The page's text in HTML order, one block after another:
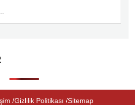
Gizlilik Politikası Sitemap